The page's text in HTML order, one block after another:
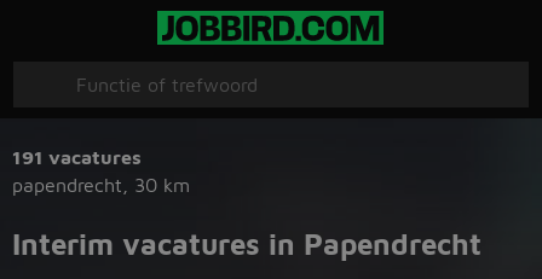
191 vacatures
papendrecht
30 km
Interim vacatures in Papendrecht